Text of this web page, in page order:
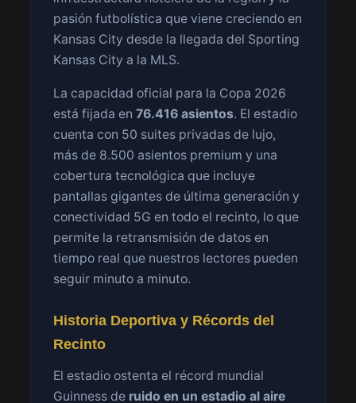
pasión futbolística que viene creciendo en
Kansas City desde la llegada del Sporting
Kansas City a la MLS.
La capacidad oficial para la Copa 2026
está fijada en 76.416 asientos. El estadio
cuenta con 50 suites privadas de lujo,
más de 8.500 asientos premium y una
cobertura tecnológica que incluye
pantallas gigantes de última generación y
conectividad 5G en todo el recinto, lo que
permite la retransmisión de datos en
tiempo real que nuestros lectores pueden
seguir minuto a minuto.
Historia Deportiva y Récords del
Recinto
El estadio ostenta el récord mundial
Guinness de ruido en un estadio al aire